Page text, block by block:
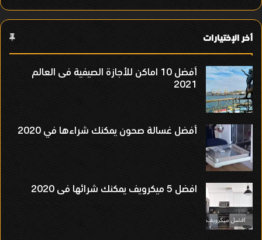
أخر الإختيارات
أفضل 10 اماكن للأجازة الصيفية فى العالم
2021
أفضل غسالة صحون يمكنك شراءها في 2020
افضل 5 ميكرويف يمكنك شرائها فى 2020